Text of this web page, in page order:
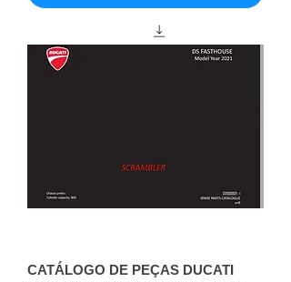
CATÁLOGO DE PEÇAS DUCATI